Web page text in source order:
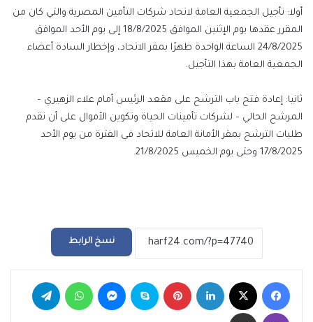
أولا: تأجيل الجمعية العامة لاتحاد شركات التأمين المصرية والتي كان من
المقرر عقدها يوم الإثنين الموافق 18/8/2025 إلى يوم الأحد الموافق
24/8/2025 الساعة الواحدة ظهرًا بمقر الاتحاد، وإخطار السادة أعضاء
الجمعية العامة بهذا التأجيل.
ثانيا: إعادة فتح باب الترشح على مقعد الرئيس أمام علاء الزهيري –
المرشح الحالي – لشركات تأمينات الحياة وتكوين الأموال على أن تقدم
طلبات الترشح بمقر الأمانة العامة للاتحاد في الفترة من يوم الأحد
17/8/2025 وحتى يوم الخميس 21/8/2025.
نسخ الرابط
فيسبوك لينكدإن بينتيريست سكايب ماسنجر واتساب
ڤايبر مشاركة عبر البريد